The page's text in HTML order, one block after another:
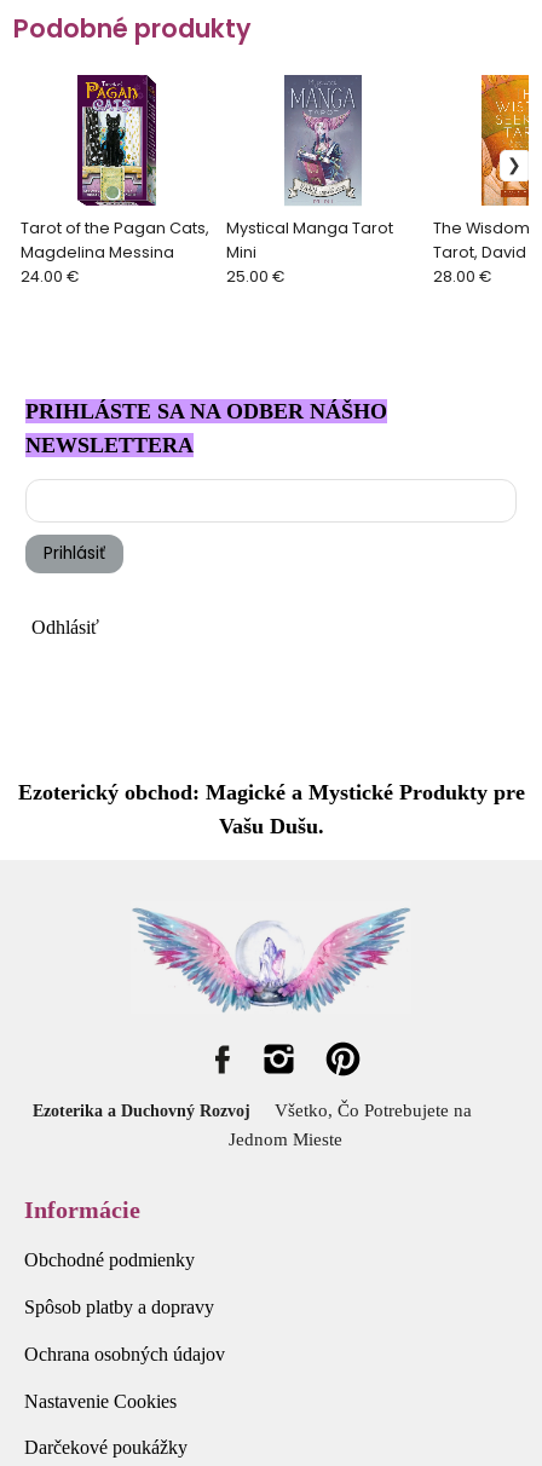
Podobné produkty
Tarot of the Pagan Cats,
Magdelina Messina
24.00 €
Mystical Manga Tarot
Mini
25.00 €
The Wisdom
Tarot, David
28.00 €
PRIHLÁSTE SA NA ODBER NÁŠHO
NEWSLETTERA
Prihlásiť
Odhlásiť
Ezoterický obchod: Magické a Mystické Produkty pre
Vašu Dušu.
Ezoterika a Duchovný Rozvoj
Všetko, Čo Potrebujete na
Jednom Mieste
Informácie
Obchodné podmienky
Spôsob platby a dopravy
Ochrana osobných údajov
Nastavenie Cookies
Darčekové poukážky